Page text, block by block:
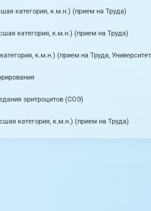
категория, к.м.н.) (прием на Труда)
категория, к.м.н.) (прием на Труда)
к.м.н.) (прием на Труда,
эритроцитов (СОЭ)
категория, к.м.н.) (прием на Труда)